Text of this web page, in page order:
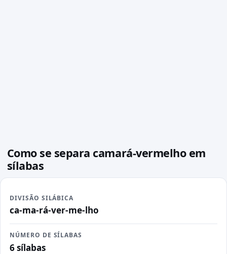
Como se separa camará-vermelho em
sílabas
DIVISÃO SILÁBICA
ca-ma-rá-ver-me-lho
NÚMERO DE SÍLABAS
6 sílabas